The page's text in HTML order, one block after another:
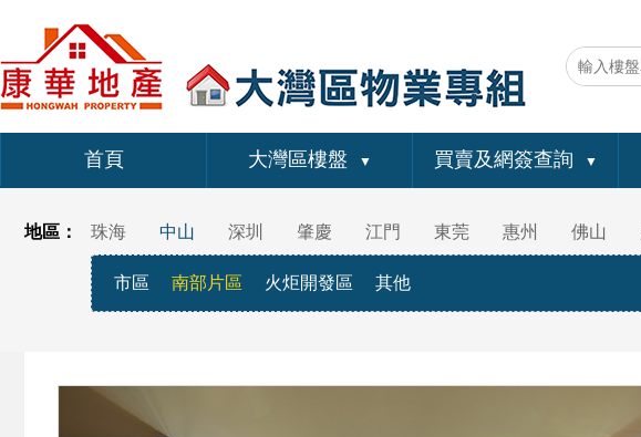
首頁 大灣區樓盤 ▼ 買賣及網簽查詢 ▼
地區： 珠海 中山
市區 南部片區 火炬開發區 其他
深圳 肇慶 江門 東莞 惠州 佛山